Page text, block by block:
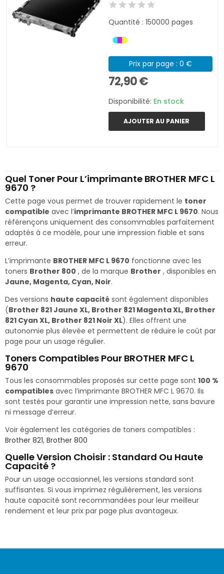
Quantité : 150000 pages
Prix par page : 0 €
72,90 €
Disponibilité: En stock
AJOUTER AU PANIER
Quel Toner Pour L’imprimante BROTHER MFC L
9670 ?
Cette page vous permet de trouver rapidement le toner
compatible avec l’imprimante BROTHER MFC L 9670. Nous
référençons uniquement des consommables parfaitement
adaptés à ce modèle, pour une impression fiable et sans
erreur.
L’imprimante BROTHER MFC L 9670 fonctionne avec les
toners Brother 800 , de la marque Brother , disponibles en
Jaune, Magenta, Cyan, Noir.
Des versions haute capacité sont également disponibles
(Brother 821 Jaune XL, Brother 821 Magenta XL, Brother
821 Cyan XL, Brother 821 Noir XL). Elles offrent une
autonomie plus élevée et permettent de réduire le coût par
page pour un usage régulier.
Toners Compatibles Pour BROTHER MFC L
9670
Tous les consommables proposés sur cette page sont 100 %
compatibles avec l’imprimante BROTHER MFC L 9670. Ils
sont testés pour garantir une impression nette, sans bavure
ni message d’erreur.
Voir également les catégories de toners compatibles :
Brother 821, Brother 800
Quelle Version Choisir : Standard Ou Haute
Capacité ?
Pour un usage occasionnel, les versions standard sont
suffisantes. Si vous imprimez régulièrement, les versions
haute capacité sont recommandées pour leur meilleur
rendement et leur prix par page plus avantageux.